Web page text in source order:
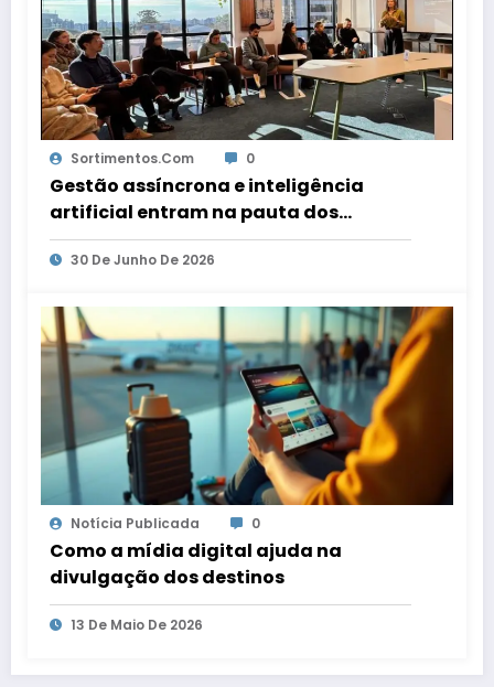
Sortimentos.com 0
Gestão assíncrona e inteligência
artificial entram na pauta dos
escritórios de arquitetura gaúchos
30 De Junho De 2026
Notícia Publicada 0
Como a mídia digital ajuda na
divulgação dos destinos
13 De Maio De 2026